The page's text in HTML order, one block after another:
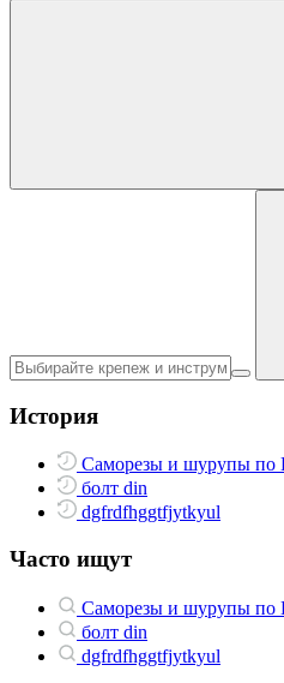
История
Саморезы и шурупы
болт din
dgfrdfhggtfjytkyul
Часто ищут
Саморезы и шурупы
болт din
dgfrdfhggtfjytkyul